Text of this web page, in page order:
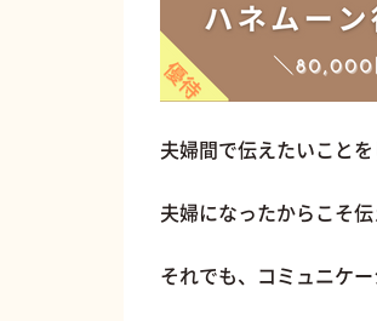
夫婦間で伝えたいこと
夫婦になったからこそ
それでも、コミュニケ